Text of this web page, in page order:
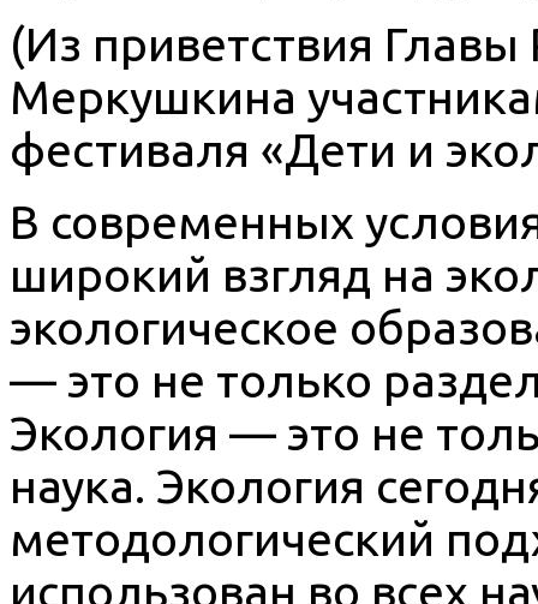
(Из приветствия
Меркушкина
фестиваля «Дети и
В современных
широкий взгляд на
экологическое
— это не только
Экология — это не
наука. Экология
методологический
использован во всех